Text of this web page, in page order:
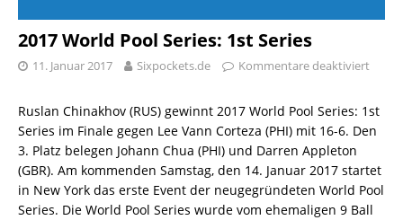
2017 World Pool Series: 1st Series
11. Januar 2017 Sixpockets.de Kommentare deaktiviert
Ruslan Chinakhov (RUS) gewinnt 2017 World Pool Series: 1st
Series im Finale gegen Lee Vann Corteza (PHI) mit 16-6. Den
3. Platz belegen Johann Chua (PHI) und Darren Appleton
(GBR). Am kommenden Samstag, den 14. Januar 2017 startet
in New York das erste Event der neugegründeten World Pool
Series. Die World Pool Series wurde vom ehemaligen 9 Ball